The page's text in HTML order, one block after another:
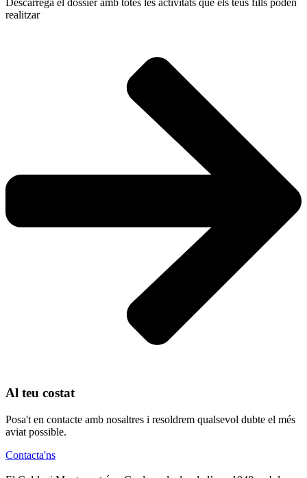
realitzar
Al teu costat
Posa't en contacte amb nosaltres i resoldrem qualsevol dubte el més
aviat possible.
Contacta'ns